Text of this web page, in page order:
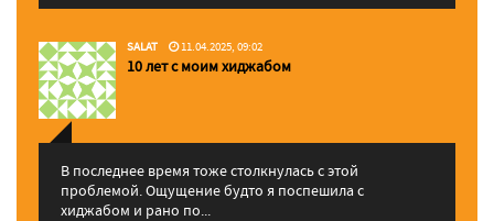
SALAT 11.04.2025, 09:02
10 лет с моим хиджабом
В последнее время тоже столкнулась с этой
проблемой. Ощущение будто я поспешила с
хиджабом и рано по...